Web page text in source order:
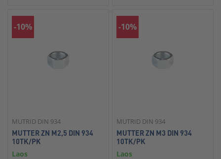
-10%
MUTRID DIN 934
MUTTER ZN M2,5 DIN 934
10TK/PK
Laos
-10%
MUTRID DIN 934
MUTTER ZN M3 DIN 934
10TK/PK
Laos